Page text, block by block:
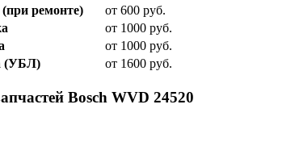
ремонте)
от 600 руб.
от 1000 руб.
от 1000 руб.
(УБЛ)
от 1600 руб.
Bosch WVD 24520